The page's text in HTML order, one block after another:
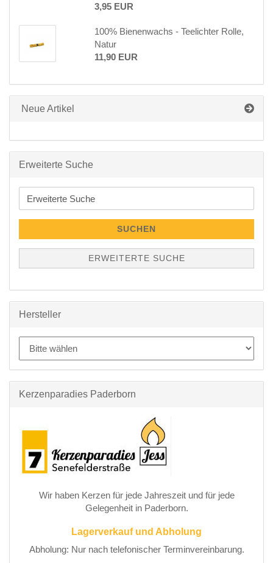
3,95 EUR
100% Bienenwachs - Teelichter Rolle,
Natur
11,90 EUR
Neue Artikel
Erweiterte Suche
Suche
SUCHEN
ERWEITERTE SUCHE
Hersteller
Kerzenparadies Paderborn
Wir haben Kerzen für jede Jahreszeit und für jede
Gelegenheit in Paderborn.
Lagerverkauf und Abholung
Abholung: Nur nach telefonischer Terminvereinbarung.